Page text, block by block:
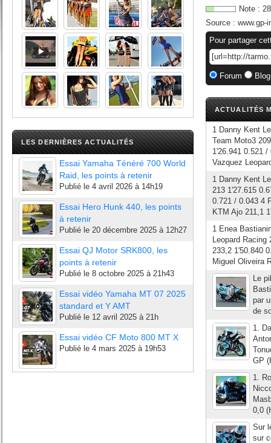
LES DERNIÈRES ACTUALITÉS
Essai Yamaha Ténéré 700 World
Raid, les points à retenir
Publié le 4 avril 2026 à 14h19
Essai Hero Hunk 440, les points
à retenir
Publié le 20 décembre 2025 à 12h27
Essai QJ Motor SRK800, les
points à retenir
Publié le 8 octobre 2025 à 21h43
Essai vidéo Yamaha MT 07 2025
standard et Y AMT
Publié le 12 avril 2025 à 21h
Essai vidéo CF Moto 800 MT X
Publié le 4 mars 2025 à 19h53
Note : 28
Source : www.gp-
Pour partager
Forum
ACTUALITÉS
1 Danny Kent
Team Moto3
1'26.941 0.521
Vazquez
1 Danny Kent
213 1'27.615
0.721 / 0.043 4
KTM Ajo 211,1
1 Enea
Leopard
233,2 1'50.840
Miguel Oliveira
Le
par
de
1.
GP
1.
0,0
Sur
sur